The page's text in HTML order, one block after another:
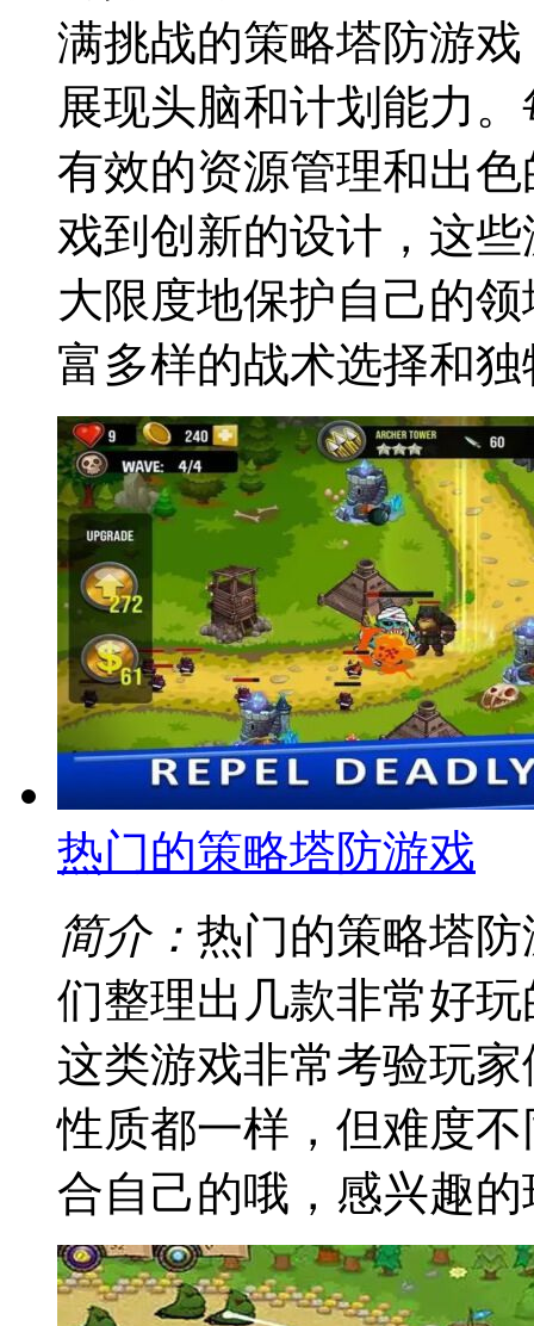
满挑战的策略塔防游
展现头脑和计划能力
有效的资源管理和出
戏到创新的设计，这
大限度地保护自己的
富多样的战术选择和
热门的策略塔防游戏
简介： 热门的策略塔
们整理出几款非常好
这类游戏非常考验玩
性质都一样，但难度
合自己的哦，感兴趣